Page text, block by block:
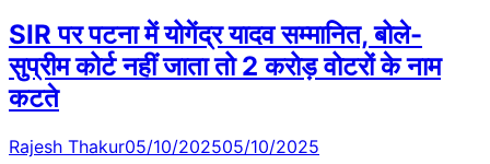
SIR पर पटना में योगेंद्र यादव सम्मानित, बोले-
सुप्रीम कोर्ट नहीं जाता तो 2 करोड़ वोटरों के नाम
कटते
Rajesh Thakur05/10/202505/10/2025